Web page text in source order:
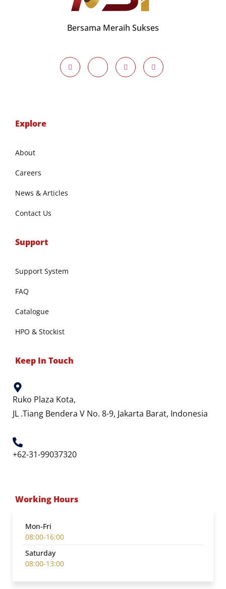
Bersama Meraih Sukses
Explore
About
Careers
News & Articles
Contact Us
Support
Support System
FAQ
Catalogue
HPO & Stockist
Keep In Touch
Ruko Plaza Kota,
JL .Tiang Bendera V No. 8-9, Jakarta Barat, Indonesia
+62-31-99037320
Working Hours
Mon-Fri
08:00-16:00
Saturday
08:00-13:00